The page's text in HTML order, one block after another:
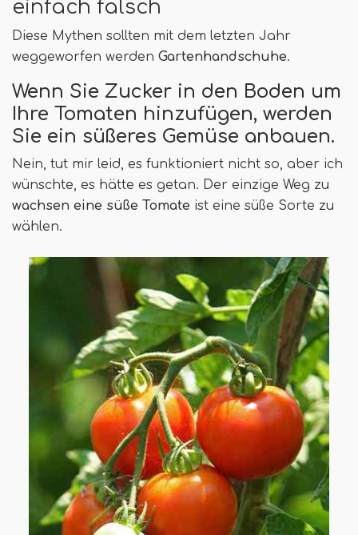
einfach falsch
Diese Mythen sollten mit dem letzten Jahr
weggeworfen werden Gartenhandschuhe.
Wenn Sie Zucker in den Boden um
Ihre Tomaten hinzufügen, werden
Sie ein süßeres Gemüse anbauen.
Nein, tut mir leid, es funktioniert nicht so, aber ich
wünschte, es hätte es getan. Der einzige Weg zu
wachsen eine süße Tomate ist eine süße Sorte zu
wählen.